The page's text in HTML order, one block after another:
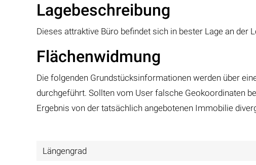
Lagebeschreibung
Dieses attraktive Büro befindet sich in bester Lage an der
Flächenwidmung
Die folgenden Grundstücksinformationen werden über
durchgeführt. Sollten vom User falsche Geokoordinaten
Ergebnis von der tatsächlich angebotenen Immobilie
Längengrad